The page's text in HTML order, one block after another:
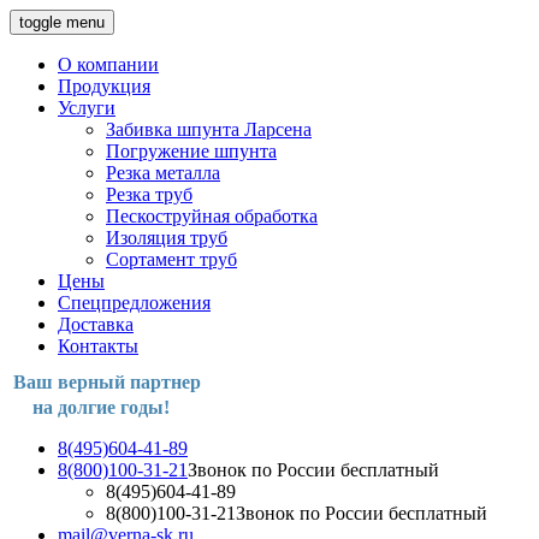
toggle menu
О компании
Продукция
Услуги
Забивка шпунта Ларсена
Погружение шпунта
Резка металла
Резка труб
Пескоструйная обработка
Изоляция труб
Сортамент труб
Цены
Спецпредложения
Доставка
Контакты
Ваш верный партнер
на долгие годы!
8(495)604-41-89
8(800)100-31-21Звонок по России бесплатный
8(495)604-41-89
8(800)100-31-21Звонок по России бесплатный
mail@verna-sk.ru